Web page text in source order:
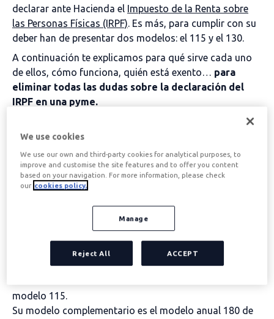
declarar ante Hacienda el Impuesto de la Renta sobre
las Personas Físicas (IRPF). Es más, para cumplir con su
deber han de presentar dos modelos: el 115 y el 130.
A continuación te explicamos para qué sirve cada uno
de ellos, cómo funciona, quién está exento… para
eliminar todas las dudas sobre la declaración del
IRPF en una pyme.
Tabla de contenidos
El modelo 115
Uno de los gastos más comunes de una pyme es el
Además de informar a Hacienda (con el modelo 036),
has de aplicar una retención a cuenta del IRPF que
modelo 115.
Su modelo complementario es el modelo anual 180 de
We use cookies
We use our own and third-party cookies for analytical purposes, to
improve and customise the site features and to offer you content
based on your navigation. For more information, please check
our cookies policy.
Manage
Reject All ACCEPT